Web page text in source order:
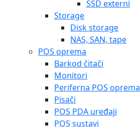
SSD externi
Storage
Disk storage
NAS, SAN, tape
POS oprema
Barkod čitači
Monitori
Periferna POS oprema
Pisači
POS PDA uređaji
POS sustavi